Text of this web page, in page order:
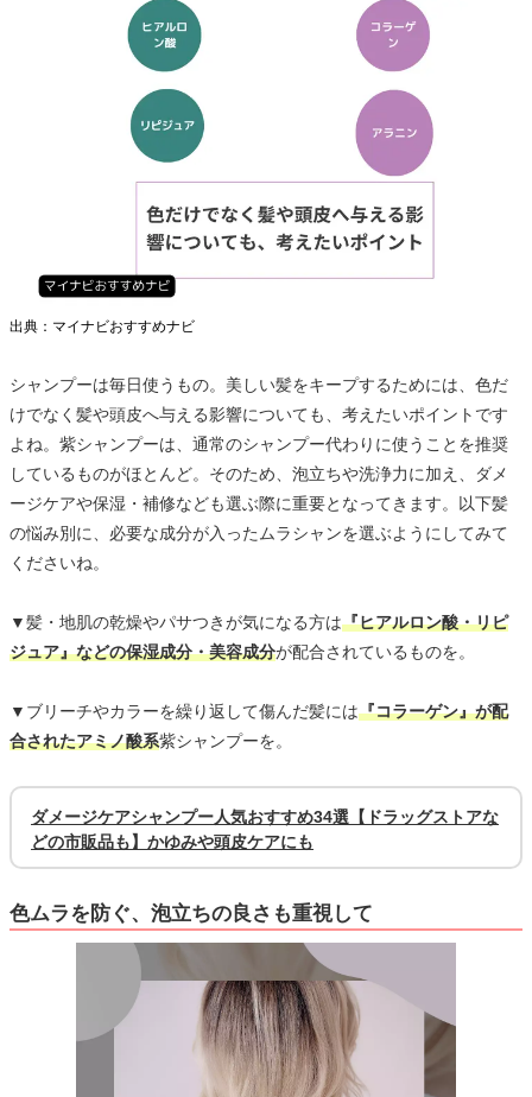
出典：マイナビおすすめナビ
シャンプーは毎日使うもの。美しい髪をキープするためには、色だ
けでなく髪や頭皮へ与える影響についても、考えたいポイントです
よね。紫シャンプーは、通常のシャンプー代わりに使うことを推奨
しているものがほとんど。そのため、泡立ちや洗浄力に加え、ダメ
ージケアや保湿・補修なども選ぶ際に重要となってきます。以下髪
の悩み別に、必要な成分が入ったムラシャンを選ぶようにしてみて
くださいね。
▼髪・地肌の乾燥やパサつきが気になる方は『ヒアルロン酸・リピ
ジュア』などの保湿成分・美容成分が配合されているものを。
▼ブリーチやカラーを繰り返して傷んだ髪には『コラーゲン』が配
合されたアミノ酸系紫シャンプーを。
ダメージケアシャンプー人気おすすめ34選【ドラッグストアな
どの市販品も】かゆみや頭皮ケアにも
色ムラを防ぐ、泡立ちの良さも重視して